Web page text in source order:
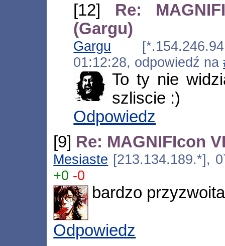
[12] Re:
(Gargu)
Gargu
01:12:28, odpowiedź na
To ty nie
szliscie :)
Odpowiedz
[9] Re: MAGNIFIcon
Mesiaste [213.134.189.*],
+0 -0
bardzo
Odpowiedz